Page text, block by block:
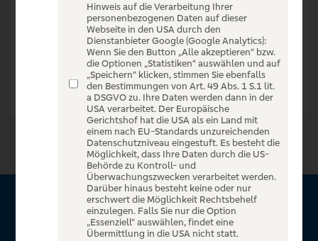
Zur Startseite
Über VR Entertain
Hinweis auf die Verarbeitung Ihrer
personenbezogenen Daten auf dieser
Webseite in den USA durch den
Dienstanbieter Google (Google Analytics):
Wenn Sie den Button „Alle akzeptieren“ bzw.
die Optionen „Statistiken“ auswählen und auf
„Speichern“ klicken, stimmen Sie ebenfalls
den Bestimmungen von Art. 49 Abs. 1 S.1 lit.
a DSGVO zu. Ihre Daten werden dann in der
USA verarbeitet. Der Europäische
Gerichtshof hat die USA als ein Land mit
einem nach EU-Standards unzureichenden
Datenschutzniveau eingestuft. Es besteht die
Möglichkeit, dass Ihre Daten durch die US-
Behörde zu Kontroll- und
Überwachungszwecken verarbeitet werden.
Darüber hinaus besteht keine oder nur
erschwert die Möglichkeit Rechtsbehelf
einzulegen. Falls Sie nur die Option
„Essenziell“ auswählen, findet eine
Übermittlung in die USA nicht statt.